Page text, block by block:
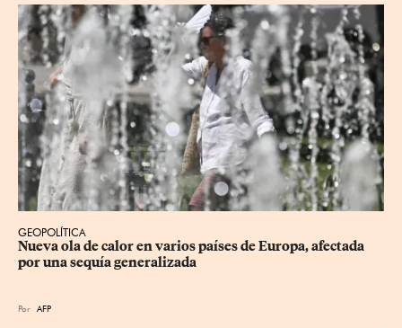
GEOPOLÍTICA
Nueva ola de calor en varios países de Europa, afectada
por una sequía generalizada
Por AFP